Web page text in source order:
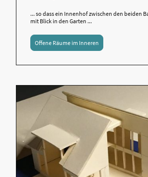
... so dass ein Innenhof zwischen den beiden
mit Blick in den Garten ...
Offene Räume im Inneren